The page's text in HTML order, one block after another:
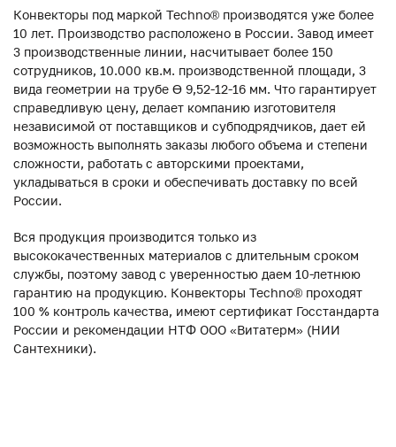
Конвекторы под маркой Techno® производятся уже более
10 лет. Производство расположено в России. Завод имеет
3 производственные линии, насчитывает более 150
сотрудников, 10.000 кв.м. производственной площади, 3
вида геометрии на трубе ϴ 9,52-12-16 мм. Что гарантирует
справедливую цену, делает компанию изготовителя
независимой от поставщиков и субподрядчиков, дает ей
возможность выполнять заказы любого объема и степени
сложности, работать с авторскими проектами,
укладываться в сроки и обеспечивать доставку по всей
России.
Вся продукция производится только из
высококачественных материалов с длительным сроком
службы, поэтому завод с уверенностью даем 10-летнюю
гарантию на продукцию. Конвекторы Techno® проходят
100 % контроль качества, имеют сертификат Госстандарта
России и рекомендации НТФ ООО «Витатерм» (НИИ
Сантехники).